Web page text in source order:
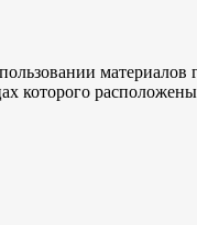
материалов
которого